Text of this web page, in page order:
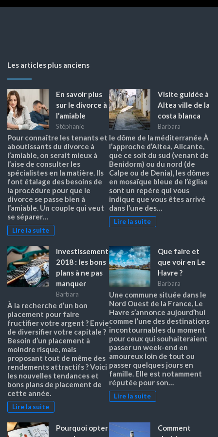
Les articles plus anciens
En savoir plus
sur le divorce à
l’amiable
Stéphanie
Pour connaître les tenants et
aboutissants du divorce à
l’amiable, on serait mieux à
l’aise de consulter les
spécialistes en la matière. Ils
font étalage des besoins de
la procédure pour que le
divorce se passe bien à
l’amiable. Un couple qui veut
se séparer…
Lire la suite
Visite guidée à
Altea ville de la
costa blanca
Barbara
le dôme de la méditerranée À
l’approche d’Altea, Alicante,
que ce soit du sud (venant de
Benidorm) ou du nord (de
Calpe ou de Denia), les dômes
en mosaïque bleue de l’église
sont un repère qui vous
indique que vous êtes arrivé
dans l’une des…
Lire la suite
Investissement
2018 : les bons
plans à ne pas
manquer
Barbara
À la recherche d’un bon
placement pour faire
fructifier votre argent ? Envie
de diversifier votre capitale ?
Besoin d’un placement à
moindre risque, mais
proposant tout de même des
rendements attractifs ? Voici
les nouvelles tendances et
bons plans de placement de
cette année.
Lire la suite
Que faire et
que voir en Le
Havre ?
Barbara
Une commune située dans le
Nord Ouest de la France, Le
Havre s’annonce aujourd’hui
comme l’une des destinations
incontournables du moment
pour ceux qui souhaiteraient
passer un week-end en
amoureux loin de tout ou
passer quelques jours en
famille. Elle est notamment
réputée pour son…
Lire la suite
Pourquoi opter
Comment